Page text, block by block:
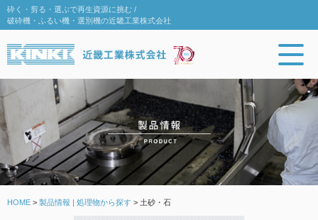
砕く・剪る・選ぶで再生資源に挑む /
破砕機・ふるい機・選別機の近畿工業株式会社
HOME > 製品情報 | 処理物から探す > 土砂・石